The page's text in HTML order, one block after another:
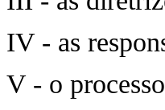
IV - as
V - o